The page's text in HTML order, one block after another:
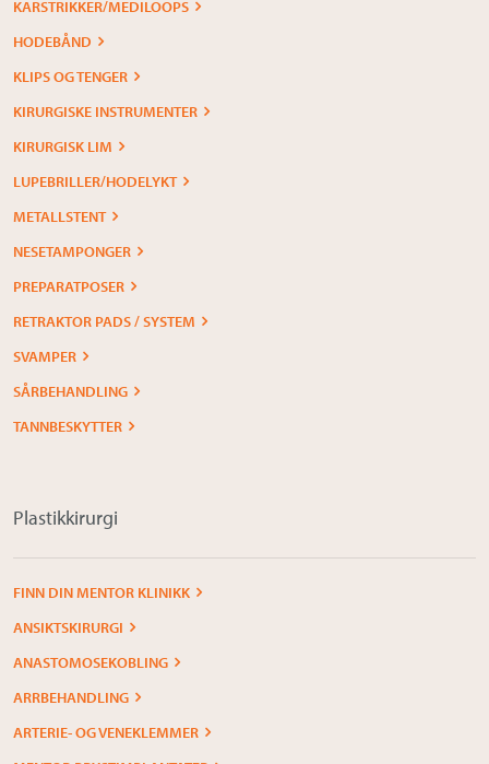
KARSTRIKKER/MEDILOOPS
HODEBÅND
KLIPS OG TENGER
KIRURGISKE INSTRUMENTER
KIRURGISK LIM
LUPEBRILLER/HODELYKT
METALLSTENT
NESETAMPONGER
PREPARATPOSER
RETRAKTOR PADS / SYSTEM
SVAMPER
SÅRBEHANDLING
TANNBESKYTTER
Plastikkirurgi
FINN DIN MENTOR KLINIKK
ANSIKTSKIRURGI
ANASTOMOSEKOBLING
ARRBEHANDLING
ARTERIE- OG VENEKLEMMER